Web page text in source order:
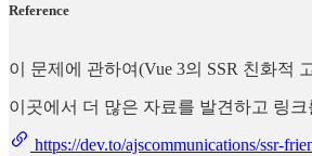
Reference
이 문제에 관하여(Vue 3의 SSR 친화적
이곳에서 더 많은 자료를 발견하고 링
https://dev.to/ajscommunications/ssr-